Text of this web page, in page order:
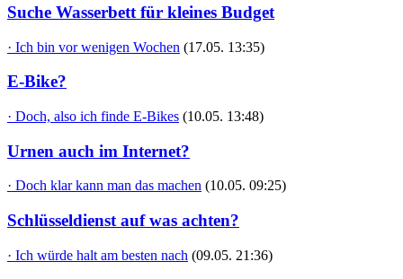
Suche Wasserbett für kleines Budget
· Ich bin vor wenigen Wochen (17.05. 13:35)
E-Bike?
· Doch, also ich finde E-Bikes (10.05. 13:48)
Urnen auch im Internet?
· Doch klar kann man das machen (10.05. 09:25)
Schlüsseldienst auf was achten?
· Ich würde halt am besten nach (09.05. 21:36)